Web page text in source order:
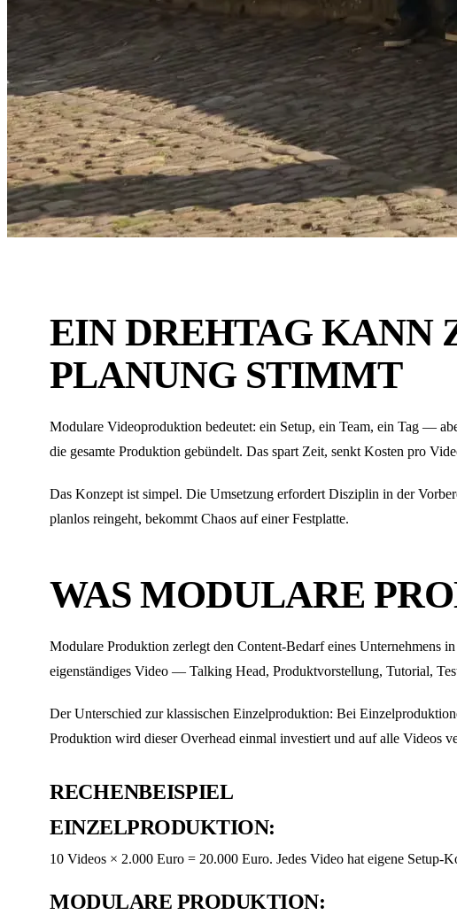
EIN DREHTAG KANN
PLANUNG STIMMT
Modulare Videoproduktion bedeutet: ein Setup, ein Team, ein Tag —
die gesamte Produktion gebündelt. Das spart Zeit, senkt Kosten pro
Das Konzept ist simpel. Die Umsetzung erfordert Disziplin in der
planlos reingeht, bekommt Chaos auf einer Festplatte.
WAS MODULARE
Modulare Produktion zerlegt den Content-Bedarf eines Unternehmens
eigenständiges Video — Talking Head, Produktvorstellung, Tutorial,
Der Unterschied zur klassischen Einzelproduktion: Bei
Produktion wird dieser Overhead einmal investiert und auf alle Videos
RECHENBEISPIEL
EINZELPRODUKTION:
10 Videos × 2.000 Euro = 20.000 Euro. Jedes Video hat eigene Setup-
MODULARE PRODUKTION: